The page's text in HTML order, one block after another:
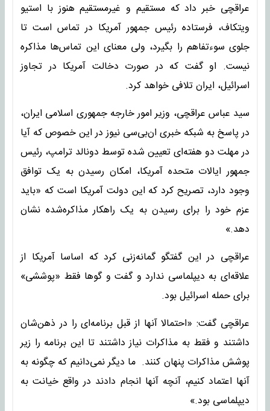
عراقچی خبر داد که مستقیم و غیرمستقیم هنوز با استیو
ویتکاف، فرستاده رئیس جمهور آمریکا در تماس است تا
جلوی سوءتفاهم را بگیرد، ولی معنای این تماس‌ها مذاکره
نیست. او گفت که در صورت دخالت آمریکا در تجاوز
اسرائیل، ایران تلافی خواهد کرد.
سید عباس عراقچی، وزیر امور خارجه جمهوری اسلامی ایران،
در پاسخ به شبکه خبری ان‌بی‌سی نیوز در این خصوص که آیا
در مهلت دو هفته‌ای تعیین شده توسط دونالد ترامپ، رئیس
جمهور ایالات متحده آمریکا، امکان رسیدن به یک توافق
وجود دارد، تصریح کرد که این دولت آمریکا است که «باید
عزم خود را برای رسیدن به یک راهکار مذاکره‌شده نشان
دهد.»
عراقچی در این گفتگو گمانه‌زنی کرد که اساسا آمریکا از
علاقه‌ای به دیپلماسی ندارد و گفت و گوها فقط «پوششی»
برای حمله اسرائیل بود.
عراقچی گفت: «احتمالا آنها از قبل برنامه‌ای را در ذهن‌شان
داشتند و فقط به مذاکرات نیاز داشتند تا این برنامه را زیر
پوشش مذاکرات پنهان کنند. ما دیگر نمی‌دانیم که چگونه به
آنها اعتماد کنیم، آنچه آنها انجام دادند در واقع خیانت به
دیپلماسی بود.»